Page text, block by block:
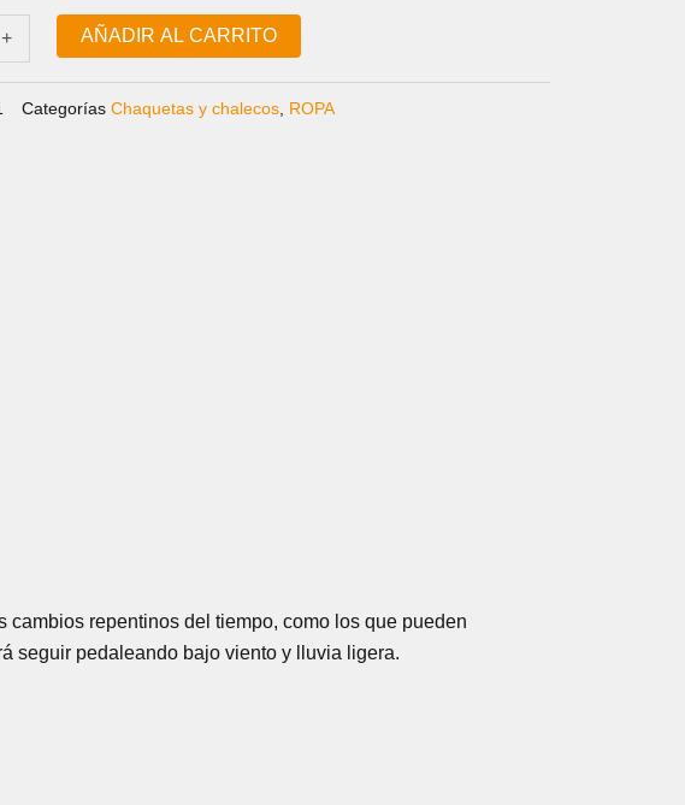
+ AÑADIR AL CARRITO
Categorías Chaquetas y chalecos ROPA
cambios repentinos del tiempo, como los que pueden
seguir pedaleando bajo viento y lluvia ligera.